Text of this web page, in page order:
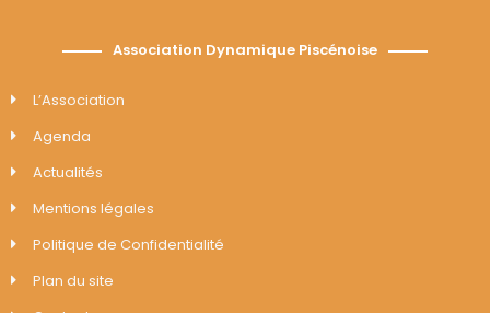
Association Dynamique Piscénoise
L’Association
Agenda
Actualités
Mentions légales
Politique de Confidentialité
Plan du site